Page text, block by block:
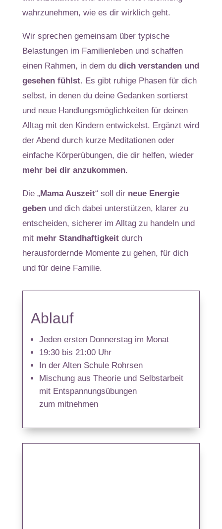
wahrzunehmen, wie es dir wirklich geht.
Wir sprechen gemeinsam über typische
Belastungen im Familienleben und schaffen
einen Rahmen, in dem du dich verstanden und
gesehen fühlst. Es gibt ruhige Phasen für dich
selbst, in denen du deine Gedanken sortierst
und neue Handlungsmöglichkeiten für deinen
Alltag mit den Kindern entwickelst. Ergänzt wird
der Abend durch kurze Meditationen oder
einfache Körperübungen, die dir helfen, wieder
mehr bei dir anzukommen.
Die „Mama Auszeit“ soll dir neue Energie
gebenund dich dabei unterstützen, klarer zu
entscheiden, sicherer im Alltag zu handeln und
mit mehr Standhaftigkeitdurch
herausfordernde Momente zu gehen, für dich
und für deine Familie.
Ablauf
Jeden ersten Donnerstag im Monat
19:30 bis 21:00 Uhr
In der Alten Schule Rohrsen
Mischung aus Theorie und Selbstarbeit
mit Entspannungsübungen
zum mitnehmen